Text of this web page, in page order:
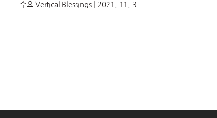
수요 Vertical Blessings | 2021. 11. 3